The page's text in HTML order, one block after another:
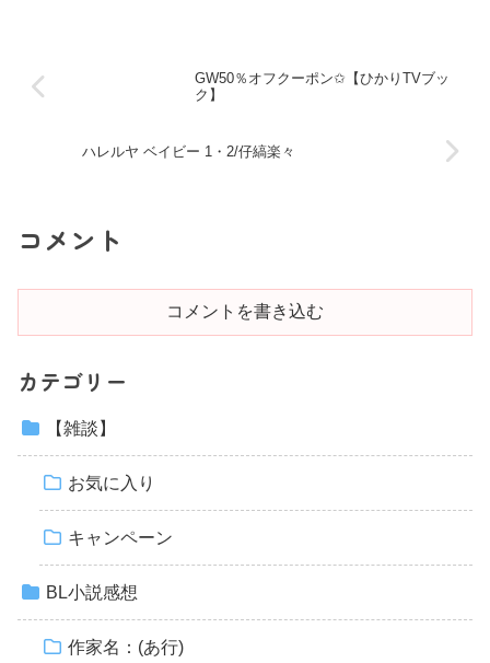
GW50％オフクーポン✩【ひかりTVブッ
ク】
ハレルヤ ベイビー 1・2/仔縞楽々
コメント
コメントを書き込む
カテゴリー
【雑談】
お気に入り
キャンペーン
BL小説感想
作家名：(あ行)